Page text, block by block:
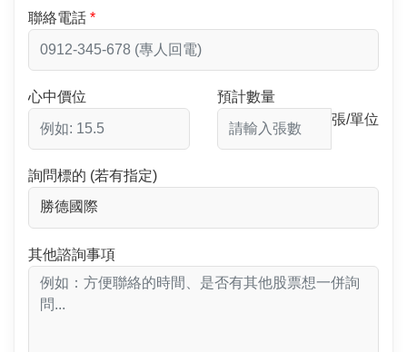
聯絡電話
心中價位
預計數量
張/單位
詢問標的 (若有指定)
其他諮詢事項